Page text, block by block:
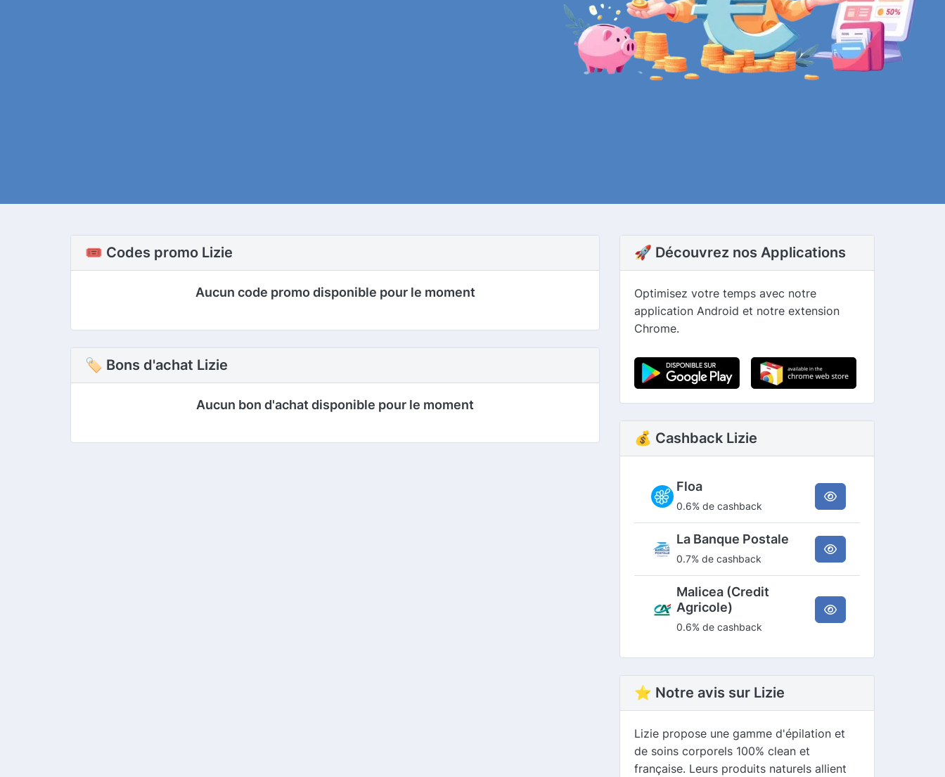
🎟️ Codes promo Lizie
Aucun code promo disponible pour le moment
🏷 Bons d'achat Lizie
Aucun bon d'achat disponible pour le moment
🚀 Découvrez nos Applications
Optimisez votre temps avec notre
application Android et notre extension
Chrome.
💰 Cashback Lizie
Floa
0.6% de cashback
La Banque Postale
0.7% de cashback
Malicea (Credit
Agricole)
0.6% de cashback
⭐ Notre avis sur Lizie
Lizie propose une gamme d'épilation et
de soins corporels 100% clean et
française. Leurs produits naturels allient